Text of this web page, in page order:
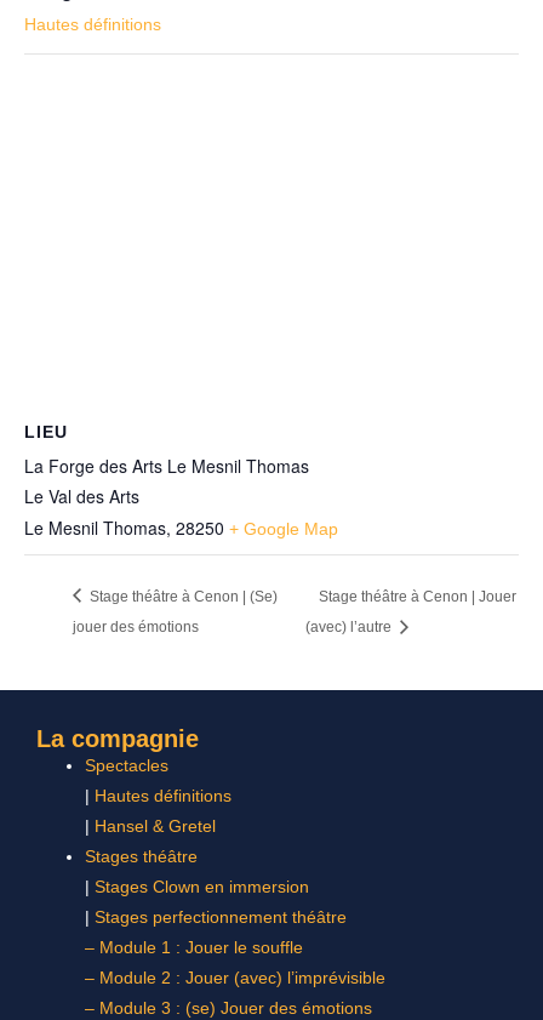
Hautes définitions
LIEU
La Forge des Arts Le Mesnil Thomas
Le Val des Arts
Le Mesnil Thomas, 28250 + Google Map
Stage théâtre à Cenon | (Se)
jouer des émotions
Stage théâtre à Cenon | Jouer
(avec) l’autre
La compagnie
Spectacles
| Hautes définitions
| Hansel & Gretel
Stages théâtre
| Stages Clown en immersion
| Stages perfectionnement théâtre
– Module 1 : Jouer le souffle
– Module 2 : Jouer (avec) l’imprévisible
– Module 3 : (se) Jouer des émotions